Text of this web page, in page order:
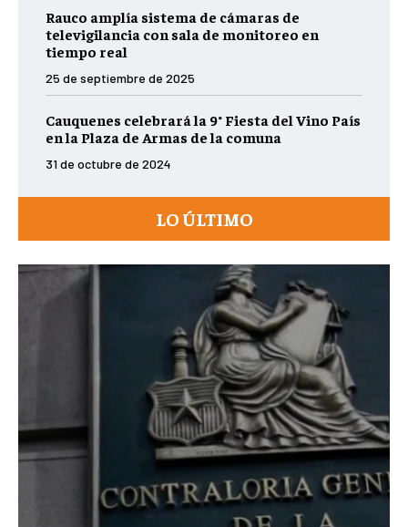
Rauco amplía sistema de cámaras de
televigilancia con sala de monitoreo en
tiempo real
25 de septiembre de 2025
Cauquenes celebrará la 9° Fiesta del Vino País
en la Plaza de Armas de la comuna
31 de octubre de 2024
LO ÚLTIMO